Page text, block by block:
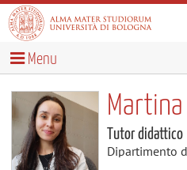
Menu
Tutor didattico
Dipartimento